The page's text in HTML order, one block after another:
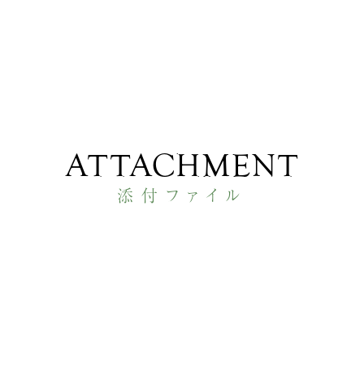
ATTACHMENT
添付ファイル